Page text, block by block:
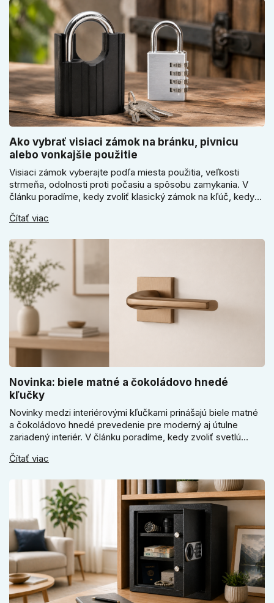
Ako vybrať visiaci zámok na bránku, pivnicu
alebo vonkajšie použitie
Visiaci zámok vyberajte podľa miesta použitia, veľkosti
strmeňa, odolnosti proti počasiu a spôsobu zamykania. V
článku poradíme, kedy zvoliť klasický zámok na kľúč, kedy
sa pri bránke, pivnici alebo záhradnom domčeku neoplatí
Čítať viac
Novinka: biele matné a čokoládovo hnedé
kľučky
Novinky medzi interiérovými kľučkami prinášajú biele matné
a čokoládovo hnedé prevedenie pre moderný aj útulne
zariadený interiér. V článku poradíme, kedy zvoliť svetlú
ako vyberať medzi okrúhlym a štvorcovým štítom. Nové
Čítať viac